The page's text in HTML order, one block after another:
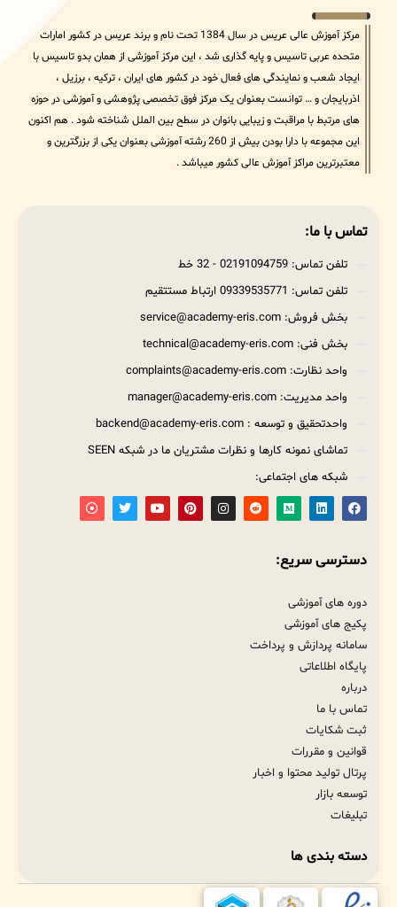
مرکز آموزش عالی عریس در سال 1384 تحت نام و برند عریس در کشور امارات
متحده عربی تاسیس و پایه گذاری شد ، این مرکز آموزشی از همان بدو تاسیس با
ایجاد شعب و نمایندگی های فعال خود در کشور های ایران ، ترکیه ، برزیل ،
اذربایجان و … توانست بعنوان یک مرکز فوق تخصصی پژوهشی و آموزشی در حوزه
های مرتبط با مراقبت و زیبایی بانوان در سطح بین الملل شناخته شود . هم اکنون
این مجموعه با دارا بودن بیش از 260 رشته آموزشی بعنوان یکی از بزرگترین و
معتبرترین مراکز آموزش عالی کشور میباشد .
تماس با ما:
تلفن تماس: 02191094759 - 32 خط
تلفن تماس: 09339535771 ارتباط مستتقیم
بخش فروش: service@academy-eris.com
بخش فنی: technical@academy-eris.com
واحد نظارت: complaints@academy-eris.com
واحد مدیریت: manager@academy-eris.com
واحدتحقیق و توسعه : backend@academy-eris.com
تماشای نمونه کارها و نظرات مشتریان ما در شبکه SEEN
شبکه های اجتماعی:
دسترسی سریع:
دوره های آموزشی
پکیج های آموزشی
سامانه پردازش و پرداخت
پایگاه اطلاعاتی
درباره
تماس با ما
ثبت شکایات
قوانین و مقررات
پرتال تولید محتوا و اخبار
توسعه بازار
تبلیغات
دسته بندی ها